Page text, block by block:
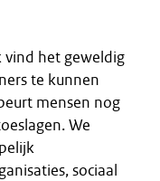
vind het geweldig
te kunnen
mensen nog
We
sociaal